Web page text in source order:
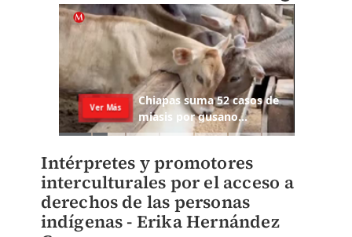
Intérpretes y promotores
interculturales por el acceso a
derechos de las personas
indígenas - Erika Hernández